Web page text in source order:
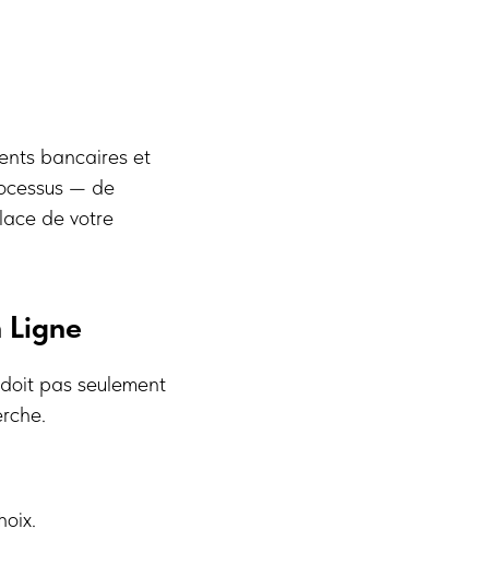
bancaires et
— de
de votre
Ligne
pas seulement